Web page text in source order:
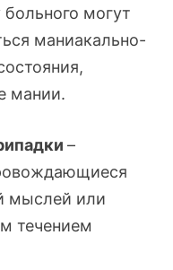
могут
маниакально-
мании.
–
мыслей или
течением